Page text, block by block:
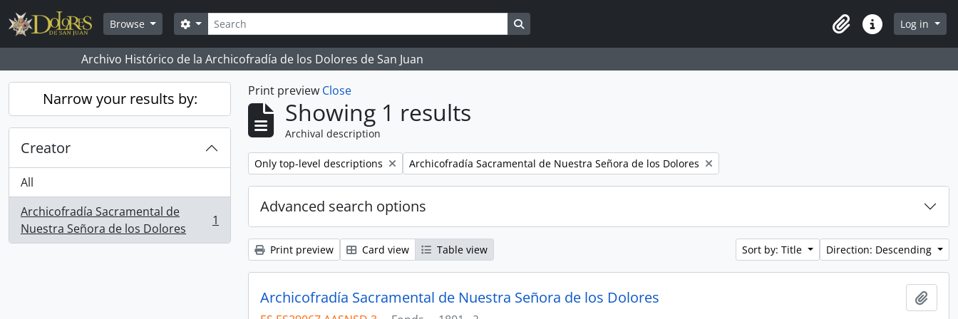
Skip to main content
Browse
Search
Search options Search in browse page
ClipboardQuick linksLog in
Archivo Histórico de la Archicofradía de los Dolores de San Juan
Narrow your results by:
Creator
All
Archicofradía Sacramental de
Nuestra Señora de los Dolores
, 1 results 1
Print preview Close
Showing 1 results
Archival description
Remove filter:
Only top-level descriptions Remove filter:
Archicofradía Sacramental de Nuestra Señora de los Dolores
Advanced search options
Print preview Card view Table view Sort by: Title Direction: Descending
Archicofradía Sacramental de Nuestra Señora de los Dolores